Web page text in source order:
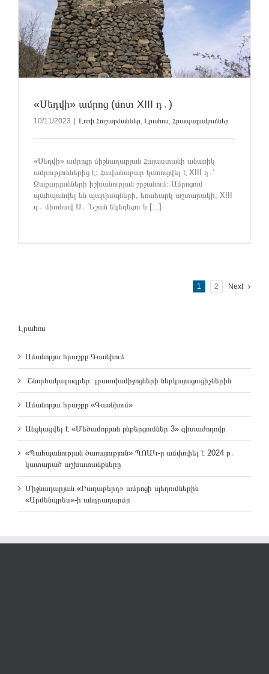
«Սեդվի» ամրոց (մոտ XIII դ․)
10/11/2023 | Լոռի Հուշարձաններ, Լրահոս, Հրապարակումներ
«Սեդվի» ամրոցը միջնադարյան Հայաստանի անառիկ
ամրություններից է։ Հավանաբար կառուցվել է XIII դ․՝
Զաքարյանների իշխանության շրջանում։ Ամրոցում
պահպանվել են պարիսպների, եռահարկ աշտարակի, XIII
դ․ միանավ Ս․ Նշան եկեղեցու և [...]
1 2 Next
Լրահոս
Ամանորյա հրաշքը Գառնիում
Շնորհակալագրեր լրատվամիջոցների ներկայացուցիչներին
Ամանորյա հրաշքը «Գառնիում»
Անցկացվել է «Մեծամորյան ընթերցումներ 3» գիտաժողովը
«Պահպանության ծառայություն» ՊՈԱԿ-ը ամփոփել է 2024 թ․
կատարած աշխատանքները
Միջնադարյան «Բաղաբերդ» ամրոցի պեղումներին
«Արմենպրես»-ի անդրադարձը